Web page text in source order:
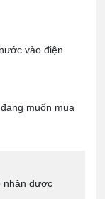
vào điện
muốn mua
nhận được